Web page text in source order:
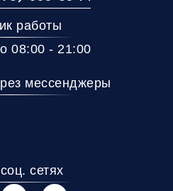
работы
08:00 - 21:00
мессенджеры
сетях